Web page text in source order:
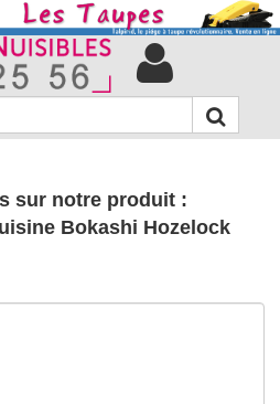
sur notre produit :
Bokashi Hozelock